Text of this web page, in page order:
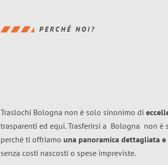
PERCHÉ NOI?
Traslochi Bologna non è solo sinonimo di
trasparenti ed equi. Trasferirsi a Bologna non è
perché ti offriamo una panoramica dettagliata
senza costi nascosti o spese impreviste.